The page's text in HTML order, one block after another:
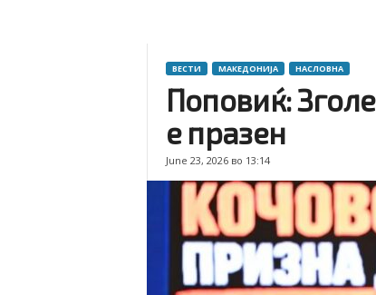
ВЕСТИ МАКЕДОНИЈА НАСЛОВНА
Поповиќ:
е празен
June 23, 2026 во 13:14